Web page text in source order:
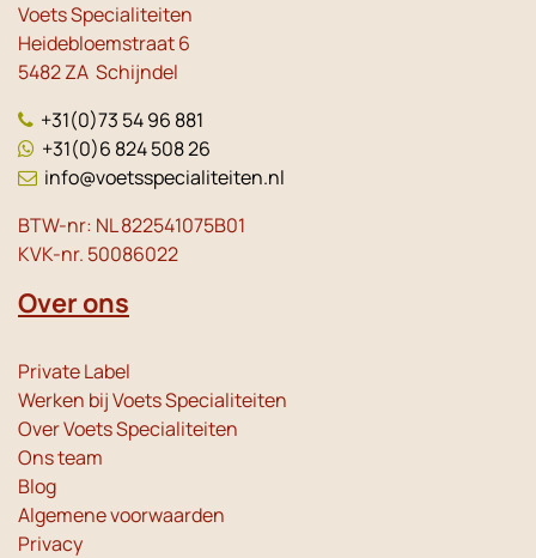
Voets Specialiteiten
Heidebloemstraat 6
5482 ZA Schijndel
+31(0)73 54 96 881
+31(0)6 824 508 26
info@voetsspecialiteiten.nl
BTW-nr: NL 822541075B01
KVK-nr. 50086022
Over ons
Private Label
Werken bij Voets Specialiteiten
Over Voets Specialiteiten
Ons team
Blog
Algemene voorwaarden
Privacy